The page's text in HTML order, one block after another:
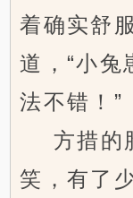
着确实舒
道，“小兔
法不错！”
方措的
笑，有了